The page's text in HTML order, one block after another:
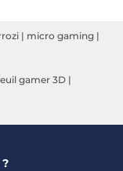
| micro gaming |
gamer 3D |